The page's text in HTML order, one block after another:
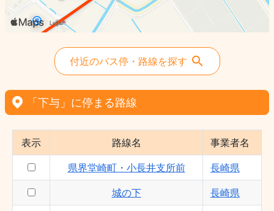
付近のバス停・路線を探す
「下与」に停まる路線
表示 路線名 事業者名
県界堂崎町・小長井支所前 長崎県
城の下 長崎県